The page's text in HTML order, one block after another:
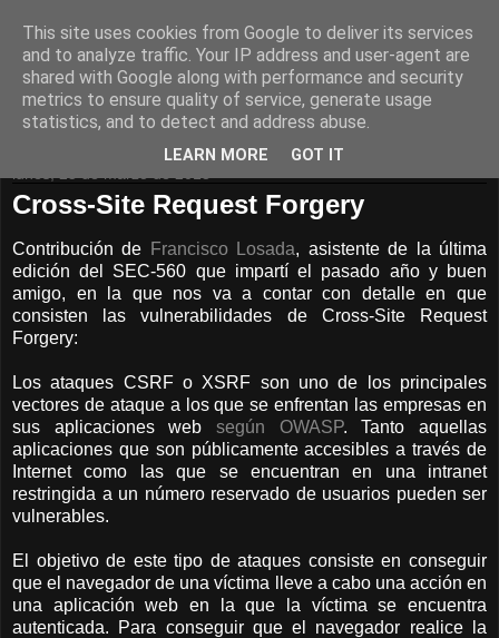
Pentester.es
Seguridad de Sistemas Informáticos
Cross-Site Request Forgery
Contribución de Francisco Losada, asistente de la última
edición del SEC-560 que impartí el pasado año y buen
amigo, en la que nos va a contar con detalle en que
consisten las vulnerabilidades de Cross-Site Request
Forgery:
Los ataques CSRF o XSRF son uno de los principales
vectores de ataque a los que se enfrentan las empresas en
sus aplicaciones web según OWASP. Tanto aquellas
aplicaciones que son públicamente accesibles a través de
Internet como las que se encuentran en una intranet
restringida a un número reservado de usuarios pueden ser
vulnerables.
El objetivo de este tipo de ataques consiste en conseguir
que el navegador de una víctima lleve a cabo una acción en
una aplicación web en la que la víctima se encuentra
autenticada. Para conseguir que el navegador realice la
This site uses cookies from Google to deliver its services
and to analyze traffic. Your IP address and user-agent are
shared with Google along with performance and security
metrics to ensure quality of service, generate usage
statistics, and to detect and address abuse.
LEARN MORE GOT IT